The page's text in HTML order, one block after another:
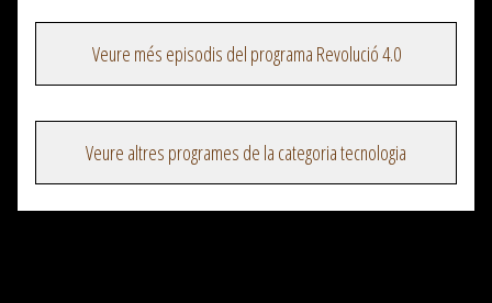
Veure més episodis del programa Revolució 4.0
Veure altres programes de la categoria tecnologia